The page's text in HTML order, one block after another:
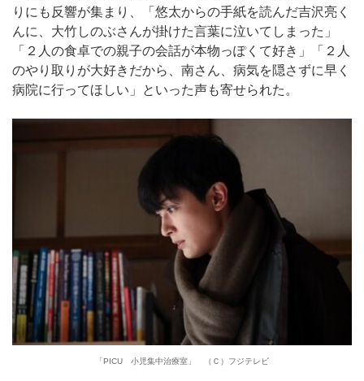
りにも反響が集まり、「悠太からの手紙を読んだ吉沢亮く
んに、大竹しのぶさんが掛けた言葉に泣いてしまった」
「２人の食卓での親子の会話が本物っぽくて好き」「２人
のやり取りが大好きだから、南さん、病気を隠さずに早く
病院に行ってほしい」といった声も寄せられた。
「PICU 小児集中治療室」 （Ｃ）フジテレビ